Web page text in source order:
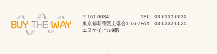
〒161-0034
東京都新宿区上落合1-16-7
エヌケイビル9階
TEL 03-6332-6620
FAX 03-6332-6621